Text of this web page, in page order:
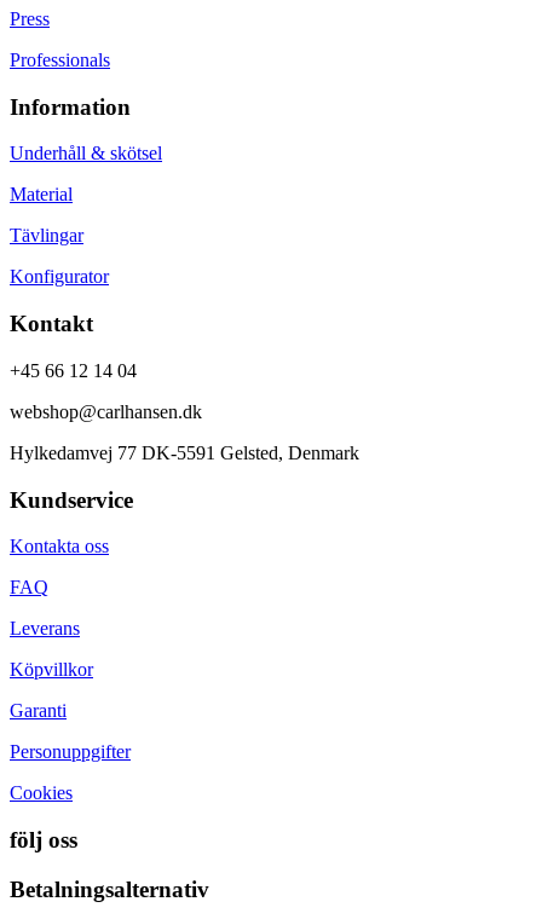
Press
Professionals
Information
Underhåll & skötsel
Material
Tävlingar
Konfigurator
Kontakt
+45 66 12 14 04
webshop@carlhansen.dk
Hylkedamvej 77 DK-5591 Gelsted, Denmark
Kundservice
Kontakta oss
FAQ
Leverans
Köpvillkor
Garanti
Personuppgifter
Cookies
följ oss
Betalningsalternativ